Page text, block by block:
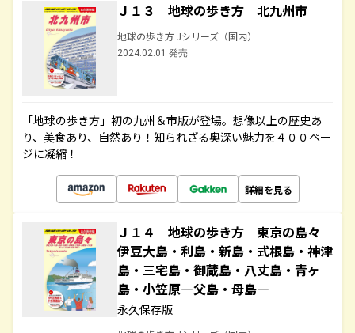
Ｊ１３ 地球の歩き方 北九州市
地球の歩き方 Jシリーズ（国内）
2024.02.01 発売
「地球の歩き方」初の九州＆市版が登場。想像以上の歴史あ
り、美食あり、自然あり！知られざる奥深い魅力を４００ペー
ジに凝縮！
詳細を見る
Ｊ１４ 地球の歩き方 東京の島々
伊豆大島・利島・新島・式根島・神津
島・三宅島・御蔵島・八丈島・青ヶ
島・小笠原―父島・母島―
永久保存版